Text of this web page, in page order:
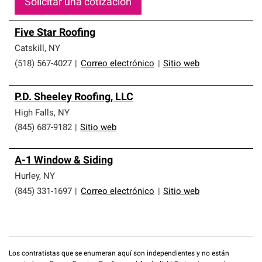
Solicitar una cotización
Five Star Roofing
Catskill, NY
(518) 567-4027
Correo electrónico Sitio web
P.D. Sheeley Roofing, LLC
High Falls, NY
(845) 687-9182
Sitio web
A-1 Window & Siding
Hurley, NY
(845) 331-1697
Correo electrónico Sitio web
Los contratistas que se enumeran aquí son independientes y no están